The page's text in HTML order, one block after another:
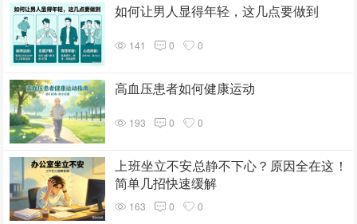
如何让男人显得年轻，这几点要做到
141 0 0
高血压患者如何健康运动
193 0 0
上班坐立不安总静不下心？原因全在这！
简单几招快速缓解
163 0 0